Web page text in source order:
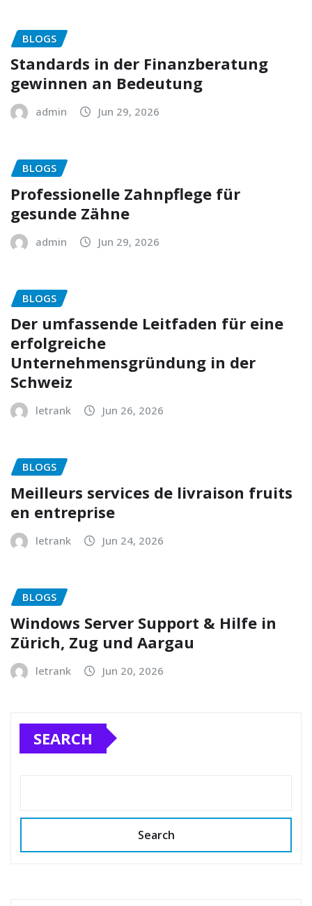
BLOGS
Standards in der Finanzberatung
gewinnen an Bedeutung
admin Jun 29, 2026
BLOGS
Professionelle Zahnpflege für
gesunde Zähne
admin Jun 29, 2026
BLOGS
Der umfassende Leitfaden für eine
erfolgreiche
Unternehmensgründung in der
Schweiz
letrank Jun 26, 2026
BLOGS
Meilleurs services de livraison fruits
en entreprise
letrank Jun 24, 2026
BLOGS
Windows Server Support & Hilfe in
Zürich, Zug und Aargau
letrank Jun 20, 2026
SEARCH
Search